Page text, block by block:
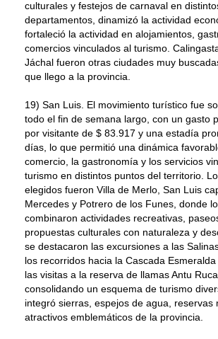
culturales y festejos de carnaval en
departamentos, dinamizó la actividad
fortaleció la actividad en alojamientos,
comercios vinculados al turismo.
Jáchal fueron otras ciudades muy
que llego a la provincia.
19) San Luis. El movimiento turístico fue
todo el fin de semana largo, con un gasto
por visitante de $ 83.917 y una estadía
días, lo que permitió una dinámica
comercio, la gastronomía y los servicios
turismo en distintos puntos del territorio.
elegidos fueron Villa de Merlo, San Luis
Mercedes y Potrero de los Funes, donde
combinaron actividades recreativas,
propuestas culturales con naturaleza y
se destacaron las excursiones a las
los recorridos hacia la Cascada
las visitas a la reserva de llamas Antu
consolidando un esquema de turismo
integró sierras, espejos de agua, reservas
atractivos emblemáticos de la provincia.